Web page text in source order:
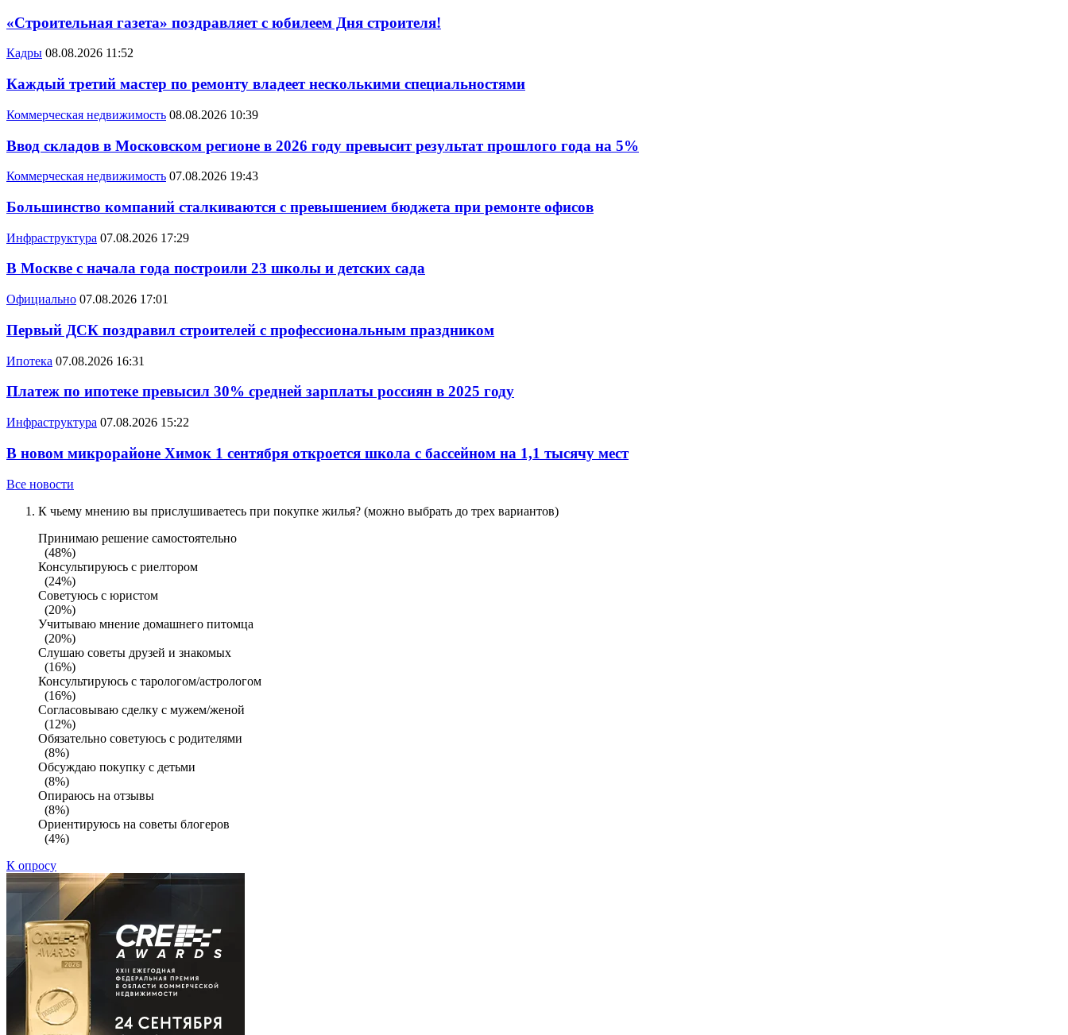
«Строительная газета» поздравляет с юбилеем Дня строителя!
Кадры 08.08.2026 11:52
Каждый третий мастер по ремонту владеет несколькими специальностями
Коммерческая недвижимость 08.08.2026 10:39
Ввод складов в Московском регионе в 2026 году превысит результат прошлого года на 5%
Коммерческая недвижимость 07.08.2026 19:43
Большинство компаний сталкиваются с превышением бюджета при ремонте офисов
Инфраструктура 07.08.2026 17:29
В Москве с начала года построили 23 школы и детских сада
Официально 07.08.2026 17:01
Первый ДСК поздравил строителей с профессиональным праздником
Ипотека 07.08.2026 16:31
Платеж по ипотеке превысил 30% средней зарплаты россиян в 2025 году
Инфраструктура 07.08.2026 15:22
В новом микрорайоне Химок 1 сентября откроется школа с бассейном на 1,1 тысячу мест
Все новости
К чьему мнению вы прислушиваетесь при покупке жилья? (можно выбрать до трех вариантов)
Принимаю решение самостоятельно
(48%)
Консультируюсь с риелтором
(24%)
Советуюсь с юристом
(20%)
Учитываю мнение домашнего питомца
(20%)
Слушаю советы друзей и знакомых
(16%)
Консультируюсь с тарологом/астрологом
(16%)
Согласовываю сделку с мужем/женой
(12%)
Обязательно советуюсь с родителями
(8%)
Обсуждаю покупку с детьми
(8%)
Опираюсь на отзывы
(8%)
Ориентируюсь на советы блогеров
(4%)
К опросу